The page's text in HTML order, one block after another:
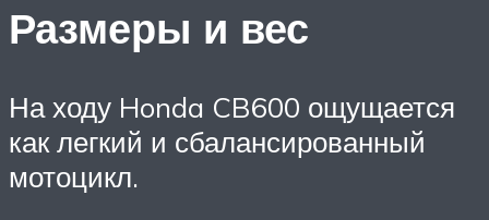
Размеры и вес
На ходу Honda CB600 ощущается
как легкий и сбалансированный
мотоцикл.